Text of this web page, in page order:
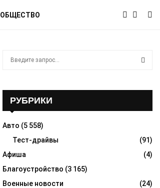
ОБЩЕСТВО
o
R
C
H
РУБРИКИ
Авто (5 558)
Тест-драйвы
(91)
Афиша
(4)
Благоустройство (3 165)
Военные новости
(24)